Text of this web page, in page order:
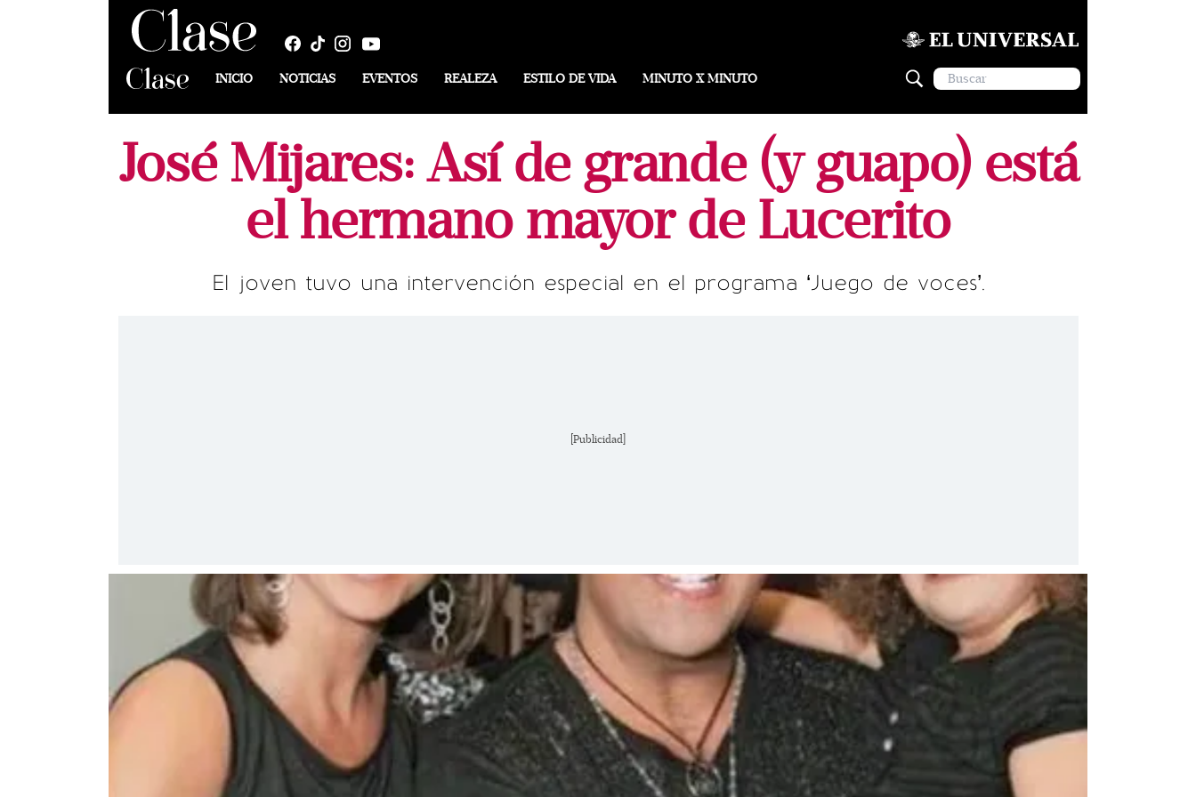
INICIO NOTICIAS EVENTOS REALEZA ESTILO DE VIDA MINUTO X MINUTO
José Mijares: Así de grande (y guapo) está
el hermano mayor de Lucerito
El joven tuvo una intervención especial en el programa ‘Juego de voces’.
[Publicidad]